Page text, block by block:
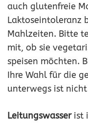
auch glutenfreie
Laktoseintoleranz
Mahlzeiten. Bitte
mit, ob sie
speisen möchten.
Ihre Wahl für die
unterwegs ist
Leitungswasserist